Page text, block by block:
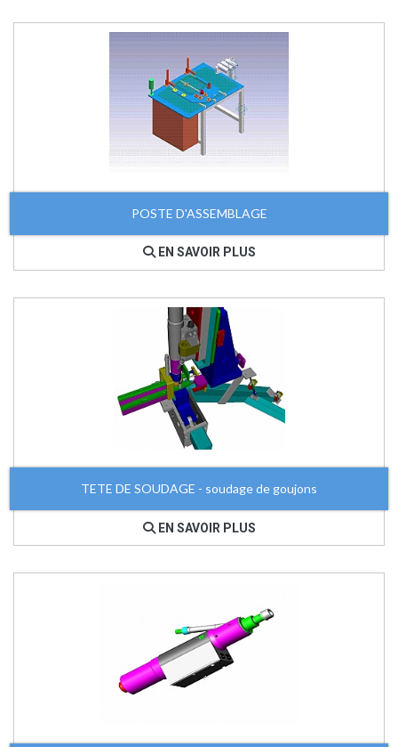
POSTE D'ASSEMBLAGE
EN SAVOIR PLUS
TETE DE SOUDAGE - soudage de goujons
EN SAVOIR PLUS